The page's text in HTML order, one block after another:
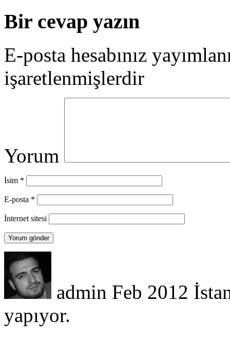
Bir cevap yazın
E-posta hesabınız
işaretlenmişlerdir
Yorum
İsim *
E-posta *
İnternet sitesi
admin Feb 2012
yapıyor.